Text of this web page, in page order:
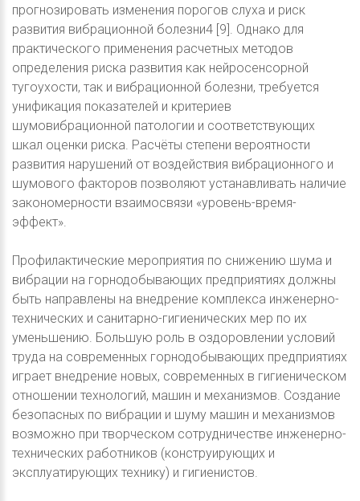
прогнозировать изменения порогов слуха и риск
развития вибрационной болезни4 [9]. Однако для
практического применения расчетных методов
определения риска развития как нейросенсорной
тугоухости, так и вибрационной болезни, требуется
унификация показателей и критериев
шумовибрационной патологии и соответствующих
шкал оценки риска. Расчёты степени вероятности
развития нарушений от воздействия вибрационного и
шумового факторов позволяют устанавливать наличие
закономерности взаимосвязи «уровень-время-
эффект».
Профилактические мероприятия по снижению шума и
вибрации на горнодобывающих предприятиях должны
быть направлены на внедрение комплекса инженерно-
технических и санитарно-гигиенических мер по их
уменьшению. Большую роль в оздоровлении условий
труда на современных горнодобывающих предприятиях
играет внедрение новых, современных в гигиеническом
отношении технологий, машин и механизмов. Создание
безопасных по вибрации и шуму машин и механизмов
возможно при творческом сотрудничестве инженерно-
технических работников (конструирующих и
эксплуатирующих технику) и гигиенистов.